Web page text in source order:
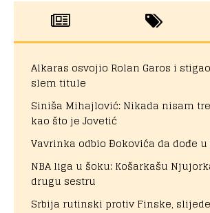
Alkaras osvojio Rolan Garos i
slem titule
Siniša Mihajlović: Nikada nisam
kao što je Jovetić
Vavrinka odbio Đokovića da dođe u
NBA liga u šoku: Košarkašu
drugu sestru
Srbija rutinski protiv Finske,